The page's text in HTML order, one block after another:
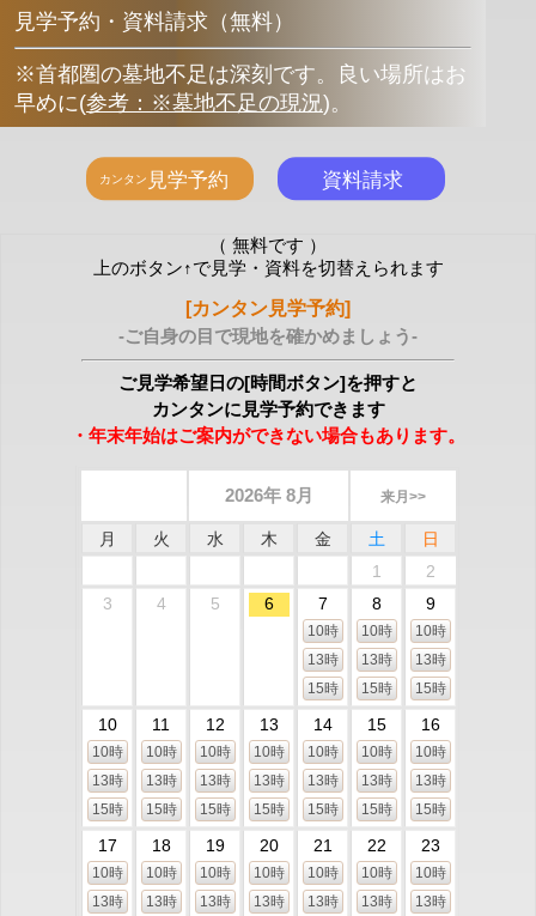
見学予約・資料請求（無料）
※首都圏の墓地不足は深刻です。良い場所はお
早めに(参考：※墓地不足の現況)。
（ 無料です ）
上のボタン↑で見学・資料を切替えられます
[カンタン見学予約]
-ご自身の目で現地を確かめましょう-
ご見学希望日の[時間ボタン]を押すと
カンタンに見学予約できます
・年末年始はご案内ができない場合もあります。
2026年 8月 来月>>
月 火 水 木 金 土
日
1
2
3
4 5 6 7
10時
13時
15時
8
10時
13時
15時
9
10時
13時
15時
10
10時
13時
15時
11
10時
13時
15時
12
10時
13時
15時
13
10時
13時
15時
14
10時
13時
15時
15
10時
13時
15時
16
10時
13時
15時
17
10時
13時
18
10時
13時
19
10時
13時
20
10時
13時
21
10時
13時
22
10時
13時
23
10時
13時